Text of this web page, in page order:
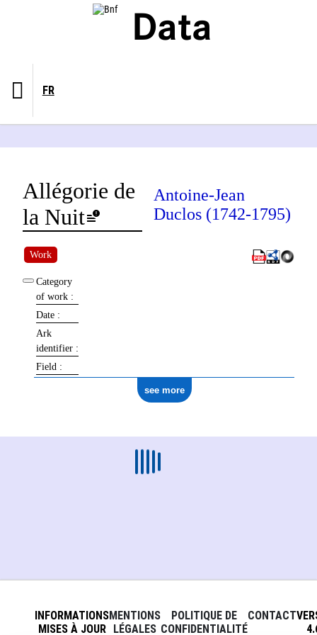
Panneau de gestion des cookies
Data
FR
Allégorie de
la Nuit
Antoine-Jean
Duclos (1742-1795)
Work
Category
of work :
Date :
Ark
identifier :
Field :
see more
INFORMATIONS
MISES À JOUR
MENTIONS
LÉGALES
POLITIQUE DE
CONFIDENTIALITÉ
CONTACT